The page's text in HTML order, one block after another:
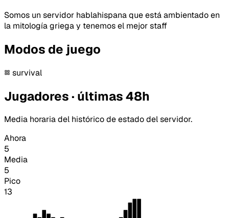
Somos un servidor hablahispana que está ambientado en
la mitología griega y tenemos el mejor staff
Modos de juego
survival
Jugadores · últimas 48h
Media horaria del histórico de estado del servidor.
Ahora
5
Media
5
Pico
13